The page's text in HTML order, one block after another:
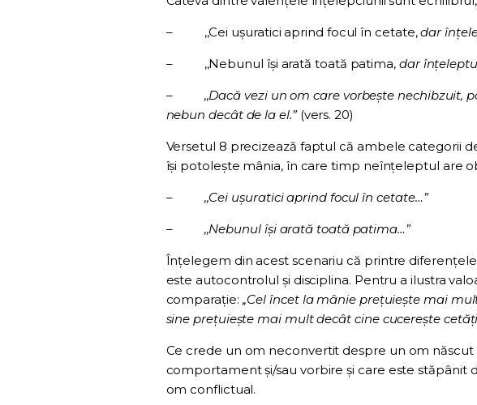
– ,,Cei uşuratici aprind focul în cetate,dar
– ,,Nebunul îşi arată toată patima, dar
–
,,Dacă vezi un om care vorbeşte nechibzuit,
nebun decât de la el.”(vers. 20)
Versetul 8 precizează faptul că ambele categorii
își potolește mânia, în care timp neînțeleptul are
– ,,Cei uşuratici aprind focul în cetate…”
– ,,Nebunul îşi arată toată patima…”
Înțelegem din acest scenariu că printre
este autocontrolul și disciplina. Pentru a ilustra
comparație: ,,Cel încet la mânie preţuieşte mai
sine preţuieşte mai mult decât cine cucereşte
Ce crede un om neconvertit despre un om
comportament și/sau vorbire și care este stăpânit
om conflictual.